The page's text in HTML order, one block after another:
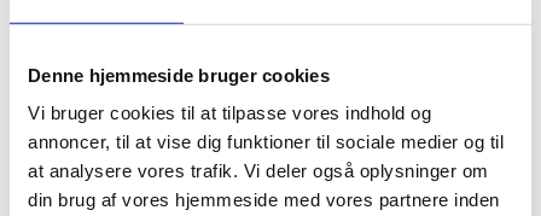
Denne hjemmeside bruger cookies
Vi bruger cookies til at tilpasse vores indhold og
annoncer, til at vise dig funktioner til sociale medier og til
at analysere vores trafik. Vi deler også oplysninger om
din brug af vores hjemmeside med vores partnere inden
08/03/2018 Andelsboliger Dahlia Hus Liv på Grønttorvet